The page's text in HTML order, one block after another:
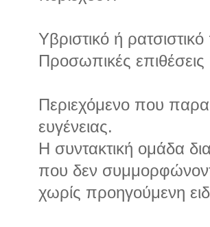
Υβριστικό ή
Προσωπικές
Περιεχόμενο που
ευγένειας.
Η συντακτική ομάδα
που δεν
χωρίς προηγούμενη